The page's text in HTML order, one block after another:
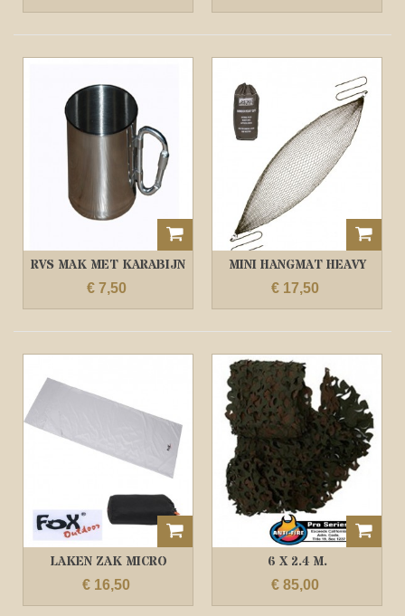
RVS MAK MET KARABIJN
HAAK
€ 7,50
MINI HANGMAT HEAVY
DUTY
€ 17,50
LAKEN ZAK MICRO
VEZEL FOX...
€ 16,50
6 X 2.4 M.
VLAMVERTRAGEND
€ 85,00